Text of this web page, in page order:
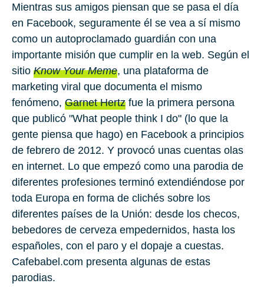
Mientras sus amigos piensan que se pasa el día
en Facebook, seguramente él se vea a sí mismo
como un autoproclamado guardián con una
importante misión que cumplir en la web. Según el
sitio Know Your Meme, una plataforma de
marketing viral que documenta el mismo
fenómeno, Garnet Hertz fue la primera persona
que publicó "What people think I do" (lo que la
gente piensa que hago) en Facebook a principios
de febrero de 2012. Y provocó unas cuentas olas
en internet. Lo que empezó como una parodia de
diferentes profesiones terminó extendiéndose por
toda Europa en forma de clichés sobre los
diferentes países de la Unión: desde los checos,
bebedores de cerveza empedernidos, hasta los
españoles, con el paro y el dopaje a cuestas.
Cafebabel.com presenta algunas de estas
parodias.